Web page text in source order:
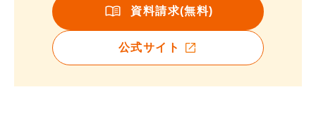
資料請求(無料)
公式サイト